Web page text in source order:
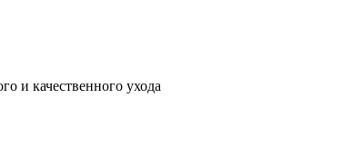
и качественного ухода